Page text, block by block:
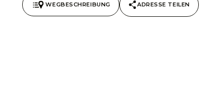
WEGBESCHREIBUNG ADRESSE TEILEN